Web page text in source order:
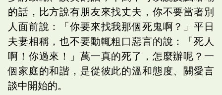
的話，比方說有朋友來找丈夫，你不要當著別
人面前說：「你要來找我那個死鬼啊？」平日
夫妻相稱，也不要動輒粗口惡言的說：「死人
啊！你過來！」萬一真的死了，怎麼辦呢？一
個家庭的和諧，是從彼此的溫和態度、關愛言
談中開始的。